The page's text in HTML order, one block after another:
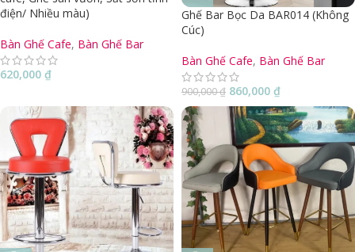
điện/ Nhiều màu)
Bàn Ghế Cafe, Bàn Ghế Bar
620,000 ₫
Ghế Bar Bọc Da BAR014 (Không
Cúc)
Bàn Ghế Cafe, Bàn Ghế Bar
900,000₫ 860,000 ₫